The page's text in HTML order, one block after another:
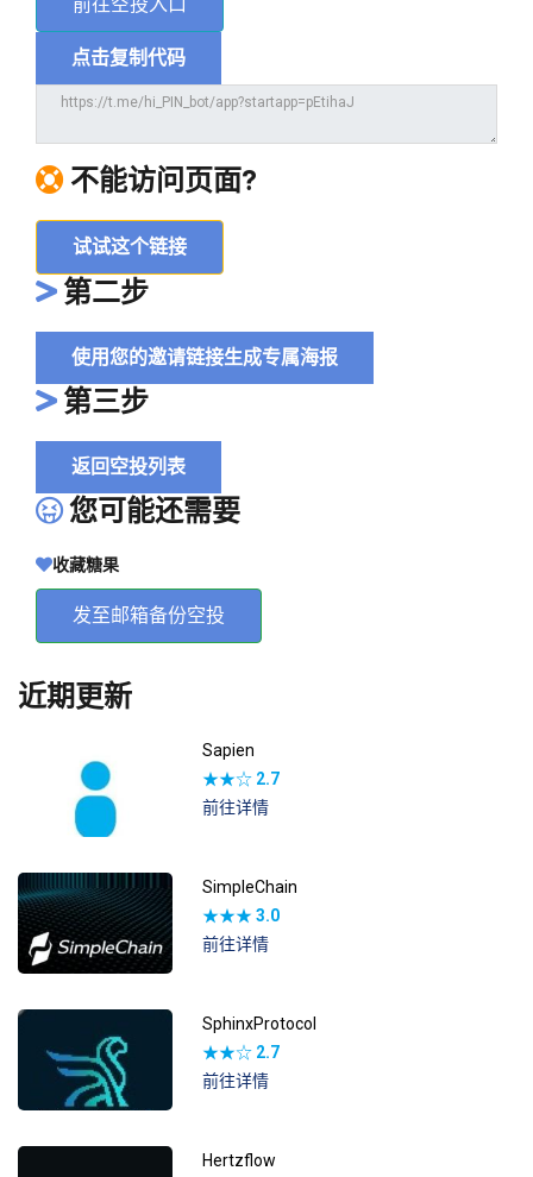
点击复制代码
不能访问页面?
试试这个链接
第二步
使用您的邀请链接生成专属海报
第三步
返回空投列表
您可能还需要
收藏糖果
发至邮箱备份空投
近期更新
Sapien
★★☆ 2.7
前往详情
SimpleChain
★★★3.0
前往详情
SphinxProtocol
★★☆ 2.7
前往详情
Hertzflow